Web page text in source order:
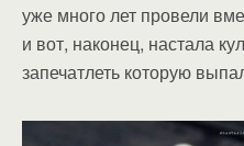
уже много лет провели
и вот, наконец, настала
запечатлеть которую